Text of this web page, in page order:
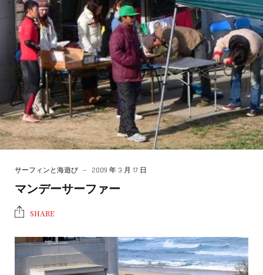
サーフィンと海遊び 2009 年 3 月 17 日
マンデーサーファー
SHARE